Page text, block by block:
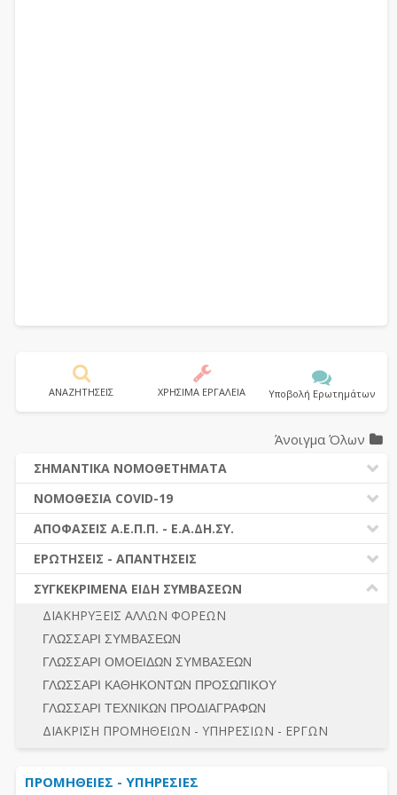
ΑΝΑΖΗΤΗΣΕΙΣ ΧΡΗΣΙΜΑ ΕΡΓΑΛΕΙΑ Υποβολή Ερωτημάτων
Άνοιγμα Όλων
ΣΗΜΑΝΤΙΚΑ ΝΟΜΟΘΕΤΗΜΑΤΑ
ΔΗΜΟΣΙΕΣ ΣΥΜΒΑΣΕΙΣ (Ν. 4412/2016)
ΔΗΜΟΤΙΚΟΣ ΚΩΔΙΚΑΣ (Ν.3463/2006)
ΚΑΛΛΙΚΡΑΤΗΣ (Ν.3852/2010)
ΝΟΜΟΘΕΣΙΑ - ΝΟΜΟΛΟΓΙΑ (ΣΥΝΟΛΟ)
ΝΟΜΟΘΕΣΙΑ COVID-19
ΝΟΜΟΘΕΣΙΑ - ΝΟΜΟΛΟΓΙΑ COVID -19
ΕΡΩΤΗΣΕΙΣ - ΑΠΑΝΤΗΣΕΙΣ
ΑΠΟΦΑΣΕΙΣ Α.Ε.Π.Π. - Ε.Α.ΔΗ.ΣΥ.
ΠΡΟΔΙΚΑΣΤΙΚΗ ΠΡΟΣΦΥΓΗ
ΓΕΝΙΚΟΙ ΚΑΝΟΝΕΣ
ΔΙΚΑΙΟΥΜΕΝΟΙ ΣΥΜΜΕΤΟΧΗΣ
ΠΡΟΣΦΟΡΕΣ – ΔΙΚΑΙΟΛΟΓΗΤΙΚΑ ΣΥΜΜΕΤΟΧΗΣ
ΔΙΕΞΑΓΩΓΗ ΔΙΑΔΙΚΑΣΙΑΣ
ΕΣΗΔΗΣ – ΚΗΜΔΗΣ
ΠΕΡΙΛΗΨΕΙΣ ΑΠΟΦΑΣΕΩΝ Α.Ε.Π.Π. - Ε.Α.ΔΗ.ΣΥ.
ΣΥΝΟΛΟ
ΕΡΩΤΗΣΕΙΣ - ΑΠΑΝΤΗΣΕΙΣ
Ν. 4782/2021 - ΤΡΟΠΟΠΟΙΗΣΗ 4412/2016
ΔΙΕΞΑΓΩΓΗ ΔΙΑΔΙΚΑΣΙΑΣ
ΔΙΑΔΙΚΑΣΙΕΣ ΑΝΑΘΕΣΗΣ
ΓΕΝΙΚΟΙ ΚΑΝΟΝΕΣ
ΠΡΟΕΤΟΙΜΑΣΙΑ - ΔΗΜΟΣΙΟΤΗΤΑ
ΛΟΓΟΙ ΑΠΟΚΛΕΙΣΜΟΥ-ΔΙΚΑΙΟΥΜΕΝΟΙ ΣΥΜΜΕΤΟΧΗΣ
ΠΡΟΣΦΟΡΕΣ - ΔΙΚΑΙΟΛΟΓΗΤΙΚΑ ΣΥΜΜΕΤΟΧΗΣ
ΣΥΓΚΕΚΡΙΜΕΝΑ ΕΙΔΗ ΣΥΜΒΑΣΕΩΝ
ΔΙΑΚΗΡΥΞΕΙΣ ΑΛΛΩΝ ΦΟΡΕΩΝ
ΓΛΩΣΣΑΡΙ ΣΥΜΒΑΣΕΩΝ
ΓΛΩΣΣΑΡΙ ΟΜΟΕΙΔΩΝ ΣΥΜΒΑΣΕΩΝ
ΓΛΩΣΣΑΡΙ ΚΑΘΗΚΟΝΤΩΝ ΠΡΟΣΩΠΙΚΟΥ
ΓΛΩΣΣΑΡΙ ΤΕΧΝΙΚΩΝ ΠΡΟΔΙΑΓΡΑΦΩΝ
ΔΙΑΚΡΙΣΗ ΠΡΟΜΗΘΕΙΩΝ - ΥΠΗΡΕΣΙΩΝ - ΕΡΓΩΝ
ΠΡΟΜΗΘΕΙΕΣ - ΥΠΗΡΕΣΙΕΣ